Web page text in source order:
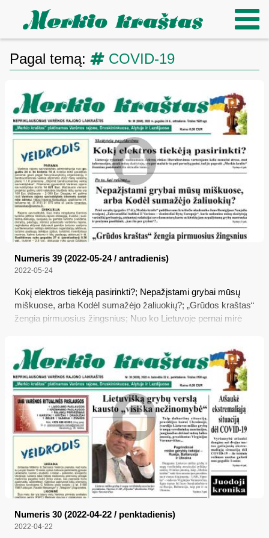
Pagal temą: COVID-19
Numeris 39 (2022-05-24 / antradienis)
2022-05-24
Kokį elektros tiekėją pasirinkti?; Nepažįstami grybai mūsų
miškuose, arba Kodėl sumažėjo žaliuokių?; „Grūdos kraštas“
žengia pirmuosius žingsnius; Nuo ko Lietuvoje pernai mirė
Numeris 30 (2022-04-22 / penktadienis)
2022-04-22